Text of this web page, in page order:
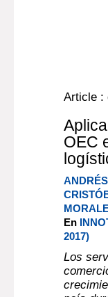
Article :
OEC
En
2017)
Los